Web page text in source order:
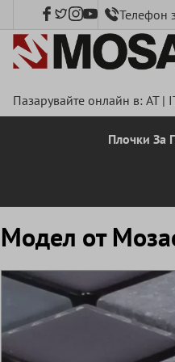
съдържаниеТелефон
Пазарувайте онлайн в: AT|
Плочки За
Mодел от